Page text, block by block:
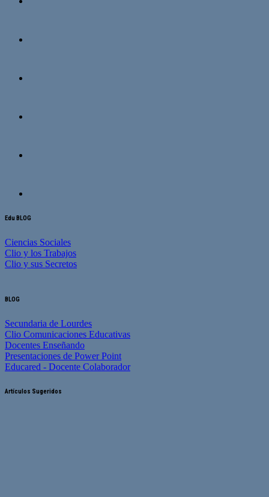
Edu BLOG
Ciencias Sociales
Clio y los Trabajos
Clio y sus Secretos
BLOG
Secundaria de Lourdes
Clio Comunicaciones Educativas
Docentes Enseñando
Presentaciones de Power Point
Educared - Docente Colaborador
Artículos Sugeridos